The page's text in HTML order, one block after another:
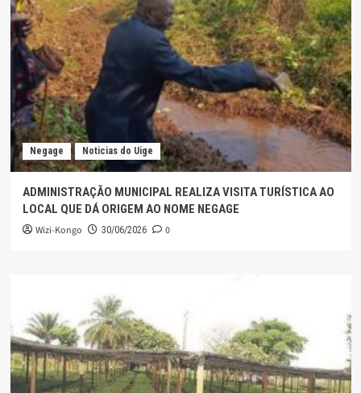
Negage Noticias do Uige
ADMINISTRAÇÃO MUNICIPAL REALIZA VISITA TURÍSTICA AO
LOCAL QUE DÁ ORIGEM AO NOME NEGAGE
Wizi-Kongo 30/06/2026 0